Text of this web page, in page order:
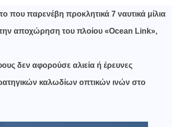
που παρενέβη προκλητικά 7 ναυτικά μίλια
αποχώρηση του πλοίου «Ocean Link»,
δεν αφορούσε αλιεία ή έρευνες
καλωδίων οπτικών ινών στο